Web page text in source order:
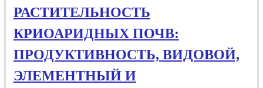
РАСТИТЕЛЬНОСТЬ
КРИОАРИДНЫХ ПОЧВ:
ПРОДУКТИВНОСТЬ, ВИДОВОЙ,
ЭЛЕМЕНТНЫЙ И